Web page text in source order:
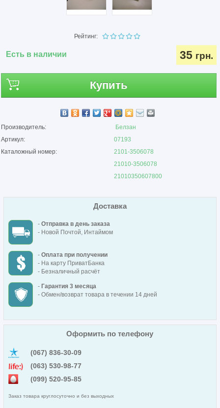
Рейтинг:
Есть в наличии 35 грн.
Купить
Производитель:
Белзан
Артикул:
07193
Каталожный номер:
2101-3506078
21010-3506078
21010350607800
Доставка
- Отправка в день заказа
- Новой Почтой, Интаймом
- Оплата при получении
- На карту ПриватБанка
- Безналичный расчёт
- Гарантия 3 месяца
- Обмен/возврат товара в течении 14 дней
Оформить по телефону
(067) 836-30-09
(063) 530-98-77
(099) 520-95-85
Заказ товара круглосуточно и без выходных